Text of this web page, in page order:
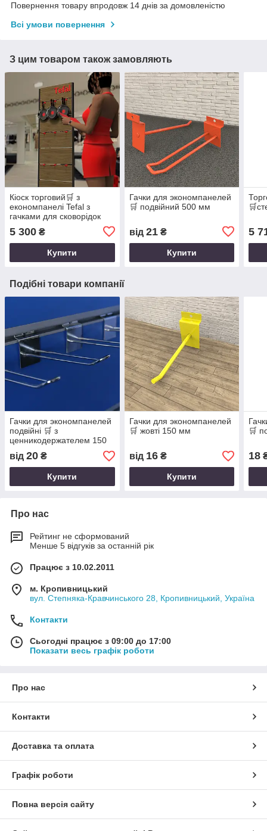
Повернення товару впродовж 14 днів за домовленістю
Всі умови повернення
З цим товаром також замовляють
Кіоск торговий🛒 з
економпанелі Tefal з
гачками для сковорідок
5 300 ₴
Купити
Гачки для экономпанелей
🛒 подвійний 500 мм
від 21₴
Купити
5
Подібні товари компанії
Гачки для экономпанелей
подвійні 🛒 з
ценникодержателем 150
мм
від 20 ₴
Купити
Гачки для экономпанелей
🛒 жовті 150 мм
від 16₴
Купити
🛒
18
Про нас
Рейтинг не сформований
Менше 5 відгуків за останній рік
Працює з 10.02.2011
м. Кропивницький
вул. Степняка-Кравчинського 28, Кропивницький, Україна
Контакти
Сьогодні працює з 09:00 до 17:00
Показати весь графік роботи
Про нас
Контакти
Доставка та оплата
Графік роботи
Повна версія сайту